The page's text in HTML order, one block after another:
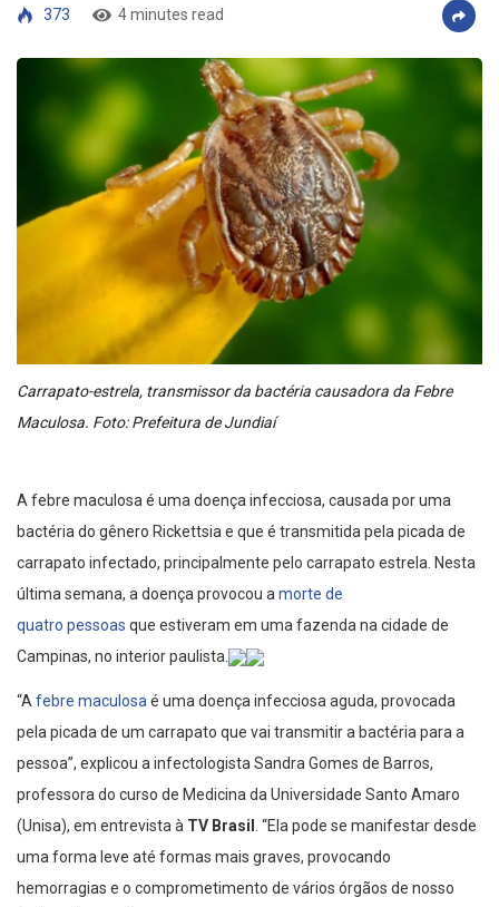
373
4 minutes read
Carrapato-estrela, transmissor da bactéria causadora da Febre
Maculosa. Foto: Prefeitura de Jundiaí
A febre maculosa é uma doença infecciosa, causada por uma
bactéria do gênero Rickettsia e que é transmitida pela picada de
carrapato infectado, principalmente pelo carrapato estrela. Nesta
última semana, a doença provocou a morte de
quatro pessoas que estiveram em uma fazenda na cidade de
Campinas, no interior paulista.
“A febre maculosa é uma doença infecciosa aguda, provocada
pela picada de um carrapato que vai transmitir a bactéria para a
pessoa”, explicou a infectologista Sandra Gomes de Barros,
professora do curso de Medicina da Universidade Santo Amaro
(Unisa), em entrevista à TV Brasil
. “Ela pode se manifestar desde
uma forma leve até formas mais graves, provocando
hemorragias e o comprometimento de vários órgãos de nosso